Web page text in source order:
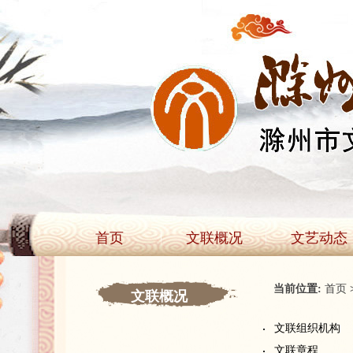
首页 文联概况 文艺动态
文联概况 当前位置: 首页
文联组织机构
文联章程